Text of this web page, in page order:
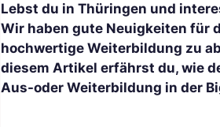
Lebst du in Thüringen und
Wir haben gute Neuigkeiten für
hochwertige Weiterbildung zu
diesem Artikel erfährst du, wie
Aus-oder Weiterbildung in der